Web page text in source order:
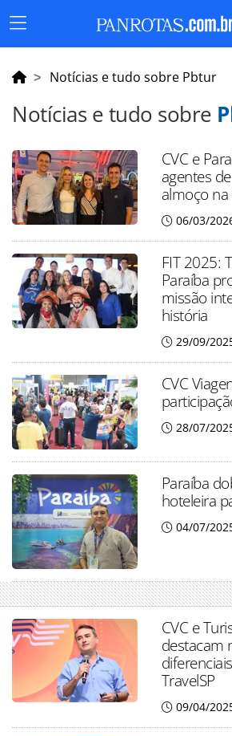
Menu
Principal
Notícias e tudo sobre Pbtur
Notícias e tudo sobre
CVC e
agentes
almoço na
06/03/
FIT 2025:
Paraíba
missão
história
29/09/
CVC
28/07/
Paraíba
hoteleira
04/07/
CVC e
destacam
TravelSP
09/04/